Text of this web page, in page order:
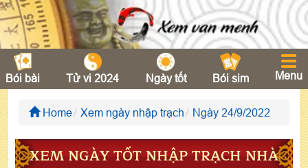
Bói bài Tử vi 2024 Ngày tốt Bói sim Menu
Home Xem ngày nhập trạch Ngày 24/9/2022
XEM NGÀY TỐT NHẬP TRẠCH NHÀ